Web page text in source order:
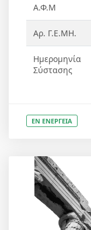
Α.Φ.Μ
Αρ. Γ.Ε.ΜΗ.
Ημερομηνία
Σύστασης
ΕΝ ΕΝΕΡΓΕΙΑ